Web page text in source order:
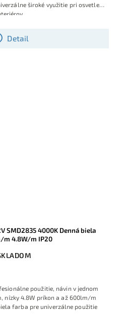
Detail
široké využitie pri osvetlení
SMD2835 4000K Denná biela
m 4.8W/m IP20
použitie, návin v jednom
nízky 4.8W príkon a až 600lm/m
farba pre univerzálne použitie